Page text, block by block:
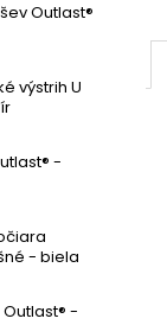
Outlast®
výstrih U
-
- biela
Outlast® -